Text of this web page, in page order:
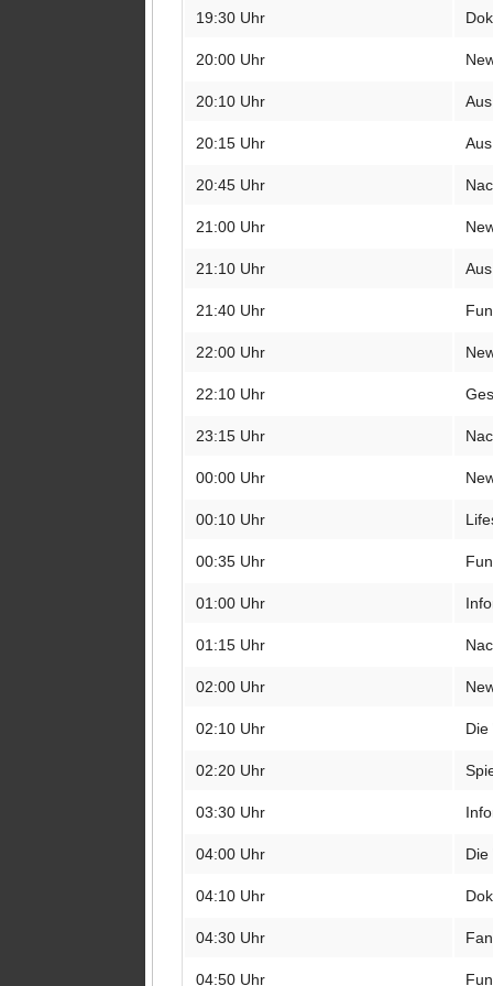
TV
tv
19:30 Uhr
20:00 Uhr
20:10 Uhr
20:15 Uhr
20:45 Uhr
21:00 Uhr
21:10 Uhr
21:40 Uhr
22:00 Uhr
22:10 Uhr
23:15 Uhr
00:00 Uhr
00:10 Uhr
00:35 Uhr
01:00 Uhr
01:15 Uhr
02:00 Uhr
02:10 Uhr Die
02:20 Uhr
03:30 Uhr
04:00 Uhr Die
04:10 Uhr
04:30 Uhr
04:50 Uhr